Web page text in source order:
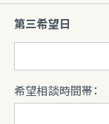
第三希望日
希望相談時間帯：